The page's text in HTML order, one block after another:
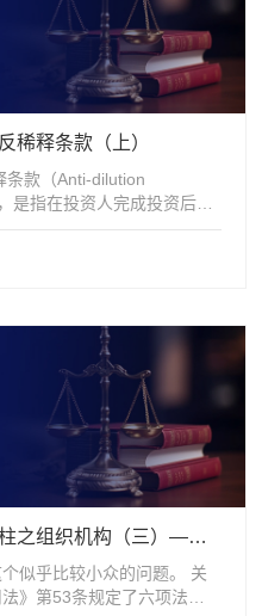
稀释条款（上）
是指在投资人完成投资后，
权度研究丨公司治理三大支柱之组织机构（三）——监事（会）职权
乎比较小众的问题。 关
》第53条规定了六项法定